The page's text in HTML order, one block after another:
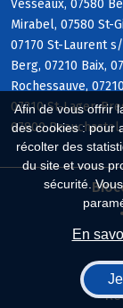
Afin de vous offrir
des cookies : pour
récolter des
du site et vous
sécurité.
En
Vesseaux, 07580
Mirabel, 07580 St-
07170 St-Laurent
Berg, 07210 Baix,
Rochessauve,
07210 St-Lager-
07800